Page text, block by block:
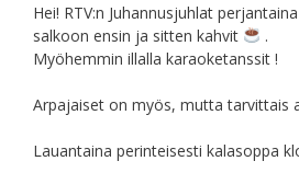
Hei! RTV:n Juhannusjuhlat
salkoon ensin ja sitten kahvit
.
Myöhemmin illalla karaoketanssit !
Arpajaiset on myös, mutta tarvittais
Lauantaina perinteisesti kalasoppa